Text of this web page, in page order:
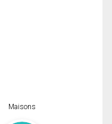
Maisons